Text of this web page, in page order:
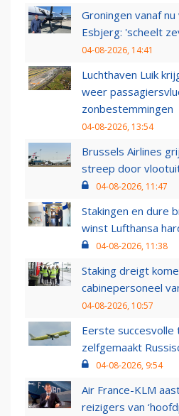
Groningen vanaf
Esbjerg: 'scheelt
04-08-2026, 14:41
Luchthaven Luik
weer
zonbestemmingen
04-08-2026, 13:54
Brussels Airlines
streep door
04-08-2026, 11:47
Stakingen en dure
winst Lufthansa
04-08-2026, 11:38
Staking dreigt
cabinepersoneel
04-08-2026, 10:57
Eerste
zelfgemaakt
04-08-2026, 9:54
Air France-KLM
reizigers van